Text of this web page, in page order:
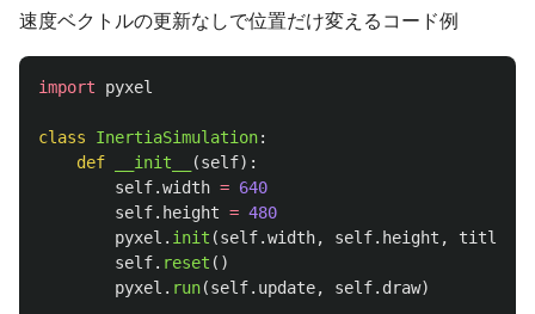
速度ベクトルの更新なしで位置だけ変えるコード例
import pyxel
class InertiaSimulation:
def
__init__ (self):
self.width = 640
self. height = 480
pyxel . init (self.width, self. height , title
self. reset ()
pyxel . run(self. update, self. draw)